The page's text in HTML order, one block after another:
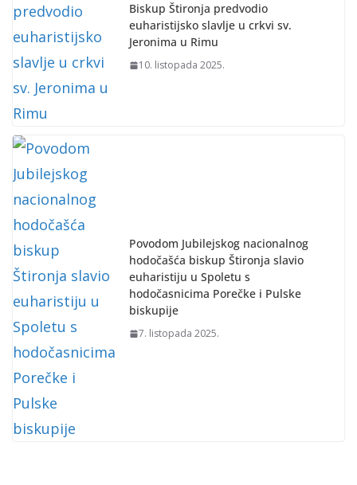
Biskup Štironja predvodio
euharistijsko slavlje u crkvi sv.
Jeronima u Rimu
10. listopada 2025.
Povodom Jubilejskog nacionalnog
hodočašća biskup Štironja slavio
euharistiju u Spoletu s
hodočasnicima Porečke i Pulske
biskupije
7. listopada 2025.